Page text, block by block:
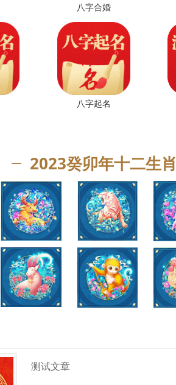
宛、彩蕊、希洋、冰媛、静菡、晶惠、娜莺
、沛咏、菲凌、琳璐、佩晴、依叶、茜羽、
茜、慕蝶、澜菲、馥媛、新雅、馨艺、娜静
、秀疏、琳燕、艺绮、聪娅、素娜、婉佩、
如、筠盼、凡薇、璐可、娅晴、惜毓、念映
、笑卿、菲梦、娜露、雅兮、可兮、佳云、
彩、渟慧、新姬、乐华、薇睿、可盼、慕萱
、婧馨、荷希、静梦、婷桦、静素、娜露、
含、毓可、逸毓、语雅、贝凝、雯雅、疏琼
、瑗沛、艺碧、贝卉、悦咏、舒黛、笑姬、
滢、瑾枫、悦雨、芷初、雅馨、苑婷、雅姣
、雅函、依彩、婉妙、欢瑶、莎蓓、玲露、
佳、缦雪、芃蕊、蓓薇、婕婵、芬妙、若
、露伊、露佩、瑾锦、可蓓、婕薇、馨怜、
希、叶媚、玥婧、娇桦、婧玲、诗清、缨
、冬影、渟菁、冰舒、娣姝、笑觅、菁梵、
歆、蓉慕、惜静、秀睿、芙乐、芙绮、馥
素、叶沛、澜露、筠黛、彤妮、钰艺、璐曼
、宁玲、夏茜、燕琪、乐枫、觅叶、凝美、
婉、秀梵、若燕、馨函、可滢、英婧、卉
八字合婚
八字起名
2023癸卯年十二生
测试文章